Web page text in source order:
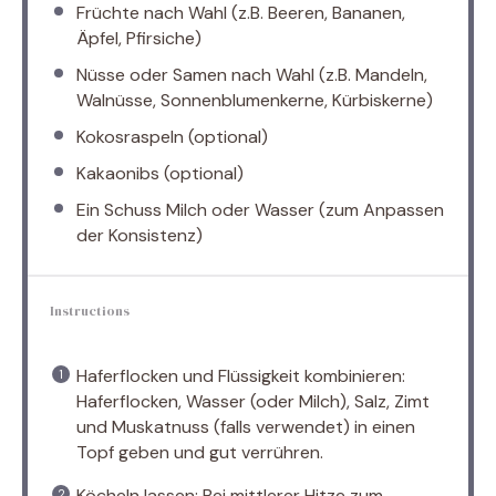
Früchte nach Wahl (z.B. Beeren, Bananen,
Äpfel, Pfirsiche)
Nüsse oder Samen nach Wahl (z.B. Mandeln,
Walnüsse, Sonnenblumenkerne, Kürbiskerne)
Kokosraspeln (optional)
Kakaonibs (optional)
Ein Schuss Milch oder Wasser (zum Anpassen
der Konsistenz)
Instructions
Haferflocken und Flüssigkeit kombinieren:
Haferflocken, Wasser (oder Milch), Salz, Zimt
und Muskatnuss (falls verwendet) in einen
Topf geben und gut verrühren.